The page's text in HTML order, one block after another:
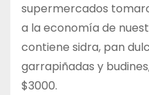
supermercados
a la economía de
contiene sidra, pan
garrapiñadas y
$3000.